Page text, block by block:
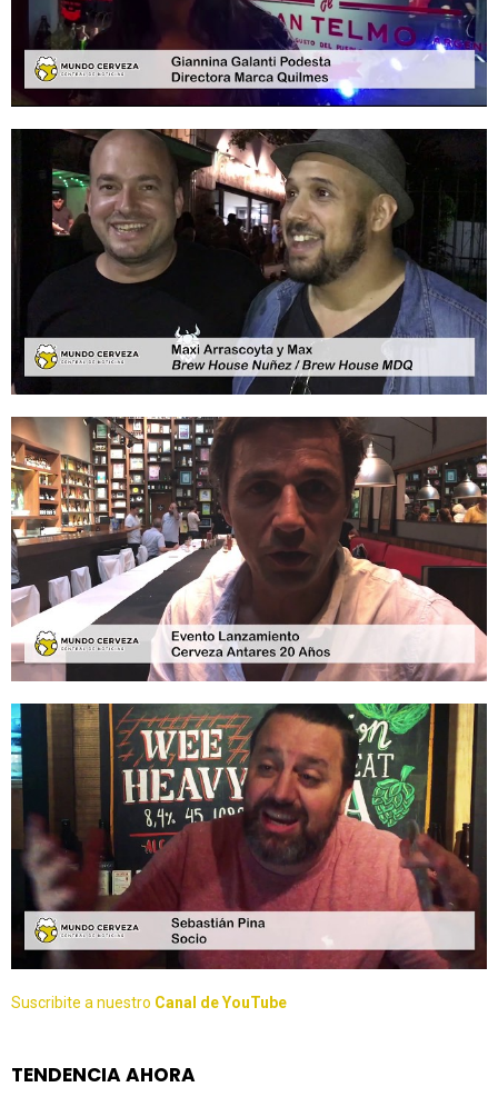
Suscribite a nuestro Canal de YouTube
TENDENCIA AHORA